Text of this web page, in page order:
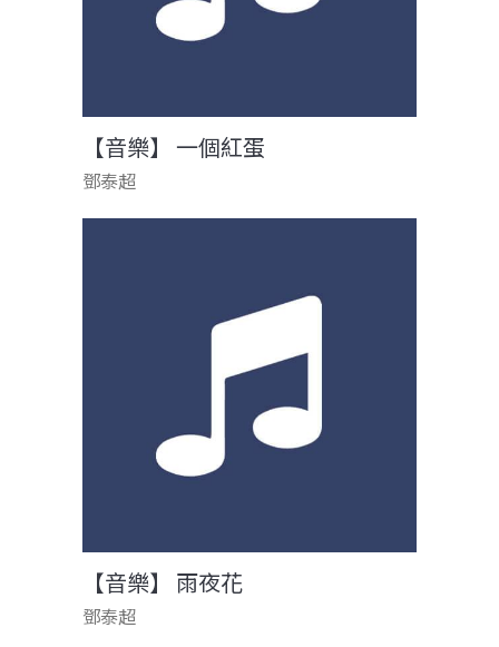
【音樂】 一個紅蛋
鄧泰超
【音樂】 雨夜花
鄧泰超